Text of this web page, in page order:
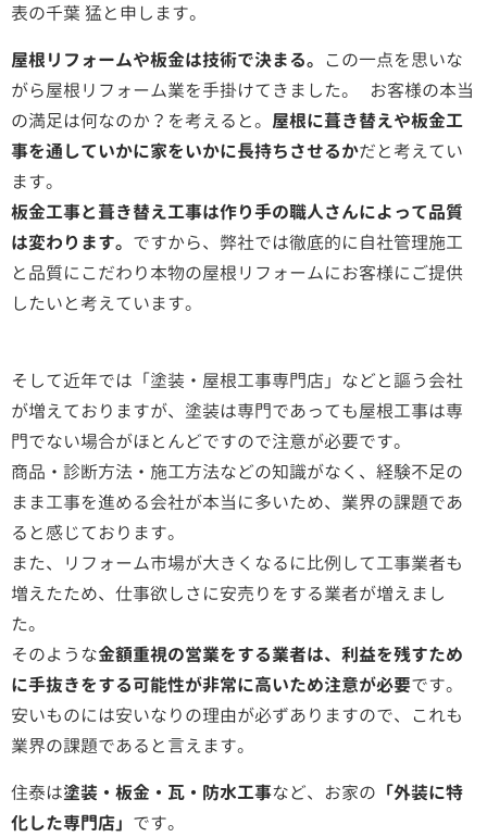
表の千葉 猛と申します。
屋根リフォームや板金は技術で決まる。 この一点を思いな
がら屋根リフォーム業を手掛けてきました。 お客様の本当
の満足は何なのか？を考えると。 屋根に葺き替えや板金工
事を通していかに家をいかに長持ちさせるかだと考えてい
ます。
板金工事と葺き替え工事は作り手の職人さんによって品質
は変わります。 ですから、弊社では徹底的に自社管理施工
と品質にこだわり本物の屋根リフォームにお客様にご提供
したいと考えています。
そして近年では「塗装・屋根工事専門店」などと謳う会社
が増えておりますが、塗装は専門であっても屋根工事は専
門でない場合がほとんどですので注意が必要です。
商品・診断方法・施工方法などの知識がなく、経験不足の
まま工事を進める会社が本当に多いため、業界の課題であ
ると感じております。
また、リフォーム市場が大きくなるに比例して工事業者も
増えたため、仕事欲しさに安売りをする業者が増えまし
た。
そのような金額重視の営業をする業者は、利益を残すため
に手抜きをする可能性が非常に高いため注意が必要です。
安いものには安いなりの理由が必ずありますので、これも
業界の課題であると言えます。
住泰は塗装・板金・瓦・防水工事など、お家の 「外装に特
化した専門店」 です。